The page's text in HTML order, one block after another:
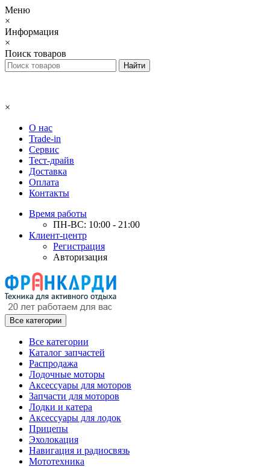
Меню
×
Информация
×
Поиск товаров
×
О нас
Trade-in
Сервис
Тест-драйв
Доставка
Оплата
Контакты
Время работы
ПН-ВС: 10:00 - 21:00
Клиент-центр
Регистрация
Авторизация
Все категории
Все категории
Каталог запчастей
Распродажа
Лодочные моторы
Аксессуары для моторов
Запчасти для моторов
Лодки и катера
Аксессуары для лодок
Прицепы
Эхолокация
Навигация и радиосвязь
Мототехника